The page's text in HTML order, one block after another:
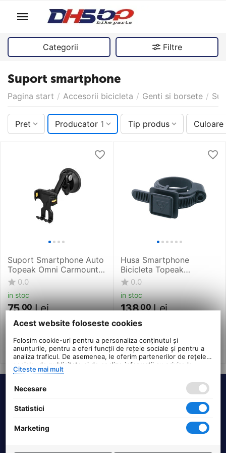
Categorii Filtre
Suport smartphone
Pagina start / Accesorii bicicleta / Genti si borsete /
Pret Producator 1 Tip produs Culoare
Suport Smartphone Auto
Topeak Omni Carmount
Tc1031, Negru
0.0
in stoc
PRP:
7500 Lei
Husa Smartphone
Bicicleta Topeak
TT9840B-06, Negru
0.0
in stoc
PRP:
13800 Lei
DHS Bike Parts
Suport clienti
Acest website foloseste cookies
Folosim cookie-uri pentru a personaliza conținutul și
anunțurile, pentru a oferi funcții de rețele sociale și pentru a
analiza traficul. De asemenea, le oferim partenerilor de rețele
sociale, de publicitate și de analize informații cu privire la
modul în care folosiți site-ul nostru. Aceștia le pot combina cu
serviciilor lor.
Citeste mai mult
Necesare
Statistici
Marketing